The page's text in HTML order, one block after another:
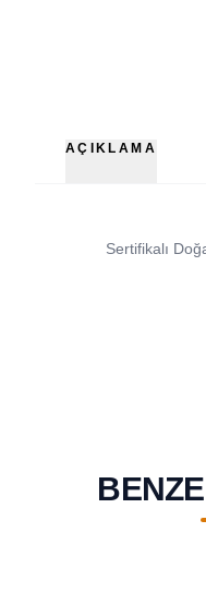
AÇIKLAMA
Sertifikalı